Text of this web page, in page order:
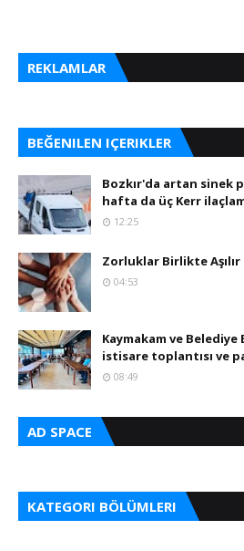
REKLAMLAR
BEĞENILEN IÇERIKLER
Bozkır'da artan sinek
hafta da üç Kerr
12:25
Zorluklar Birlikte Aşılır
04:53
Kaymakam ve
istisare toplantısı ve
08:49
AD SPACE
KATEGORI BÖLÜMLERI